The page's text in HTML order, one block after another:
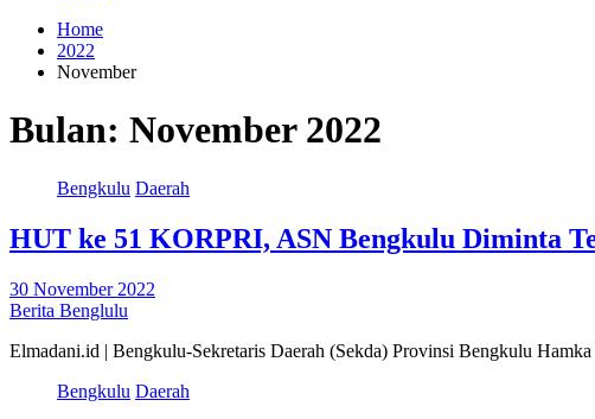
Home
2022
November
Bulan: November 2022
Bengkulu Daerah
HUT ke 51 KORPRI, ASN Bengkulu Diminta
30 November 2022
Berita Benglulu
Elmadani.id | Bengkulu-Sekretaris Daerah (Sekda) Provinsi Bengkulu
Bengkulu Daerah